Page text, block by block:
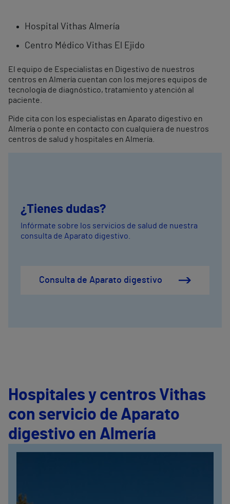
Hospital Vithas Almería
Centro Médico Vithas El Ejido
El equipo de Especialistas en Digestivo de nuestros
centros en Almería cuentan con los mejores equipos de
tecnología de diagnóstico, tratamiento y atención al
paciente.
Pide cita con los especialistas en Aparato digestivo en
Almería o ponte en contacto con cualquiera de nuestros
centros de salud y hospitales en Almería.
¿Tienes dudas?
Infórmate sobre los servicios de salud de nuestra
consulta de Aparato digestivo.
Consulta de Aparato digestivo
Hospitales y centros Vithas
con servicio de Aparato
digestivo en Almería